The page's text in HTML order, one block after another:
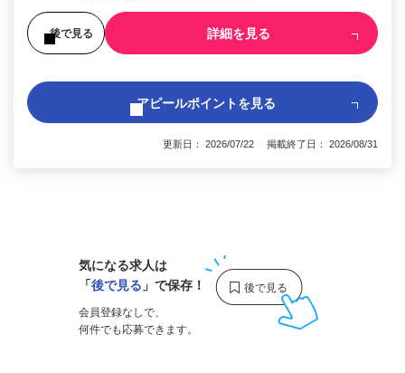
後で見る 詳細を見る
アピールポイントを見る
更新日： 2026/07/22 掲載終了日： 2026/08/31
気になる求人は
「後で見る 」で保存！
会員登録なしで、
何件でも応募できます。